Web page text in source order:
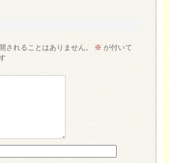
されることはありません。 ※ が付いて